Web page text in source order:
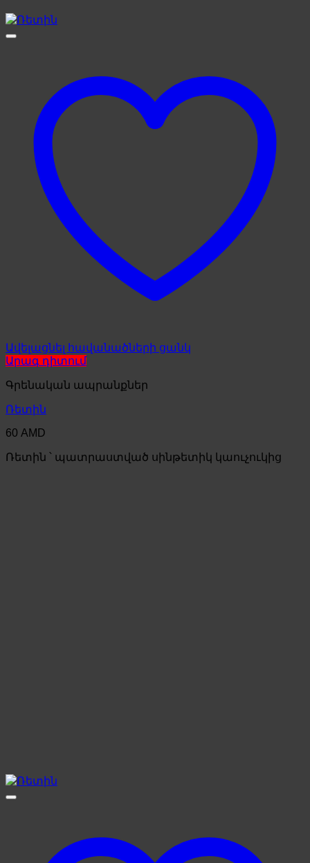
Ավելացնել հավանածների ցանկ
Արագ դիտում
Գրենական ապրանքներ
Ռետին
60 AMD
Ռետին ՝ պատրաստված սինթետիկ կաուչուկից